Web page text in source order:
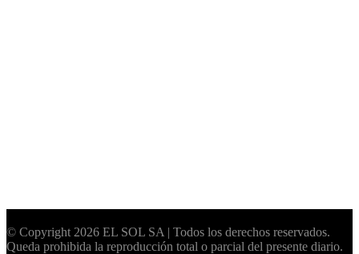
© Copyright 2026 EL SOL SA | Todos los derechos reservados.
Queda prohibida la reproducción total o parcial del presente diario.